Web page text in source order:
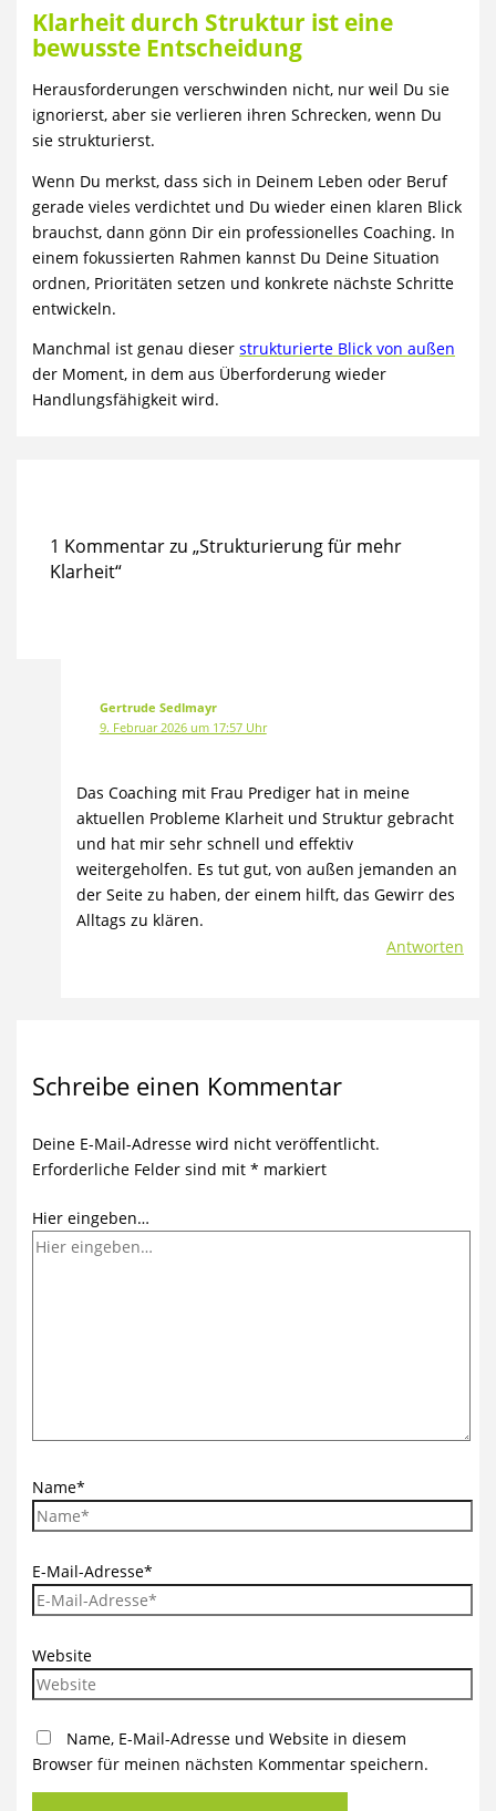
Klarheit durch Struktur ist eine
bewusste Entscheidung
Herausforderungen verschwinden nicht, nur weil Du sie
ignorierst, aber sie verlieren ihren Schrecken, wenn Du
sie strukturierst.
Wenn Du merkst, dass sich in Deinem Leben oder Beruf
gerade vieles verdichtet und Du wieder einen klaren Blick
brauchst, dann gönn Dir ein professionelles Coaching. In
einem fokussierten Rahmen kannst Du Deine Situation
ordnen, Prioritäten setzen und konkrete nächste Schritte
entwickeln.
Manchmal ist genau dieserstrukturierte Blick von außen
der Moment, in dem aus Überforderung wieder
Handlungsfähigkeit wird.
1 Kommentar zu „Strukturierung für mehr
Klarheit“
Gertrude Sedlmayr
9. Februar 2026 um 17:57 Uhr
Das Coaching mit Frau Prediger hat in meine
aktuellen Probleme Klarheit und Struktur gebracht
und hat mir sehr schnell und effektiv
weitergeholfen. Es tut gut, von außen jemanden an
der Seite zu haben, der einem hilft, das Gewirr des
Alltags zu klären.
Antworten
Schreibe einen Kommentar
Deine E-Mail-Adresse wird nicht veröffentlicht.
Erforderliche Felder sind mit* markiert
Hier eingeben…
Name*
E-Mail-Adresse*
Website
Name, E-Mail-Adresse und Website in diesem
Browser für meinen nächsten Kommentar speichern.